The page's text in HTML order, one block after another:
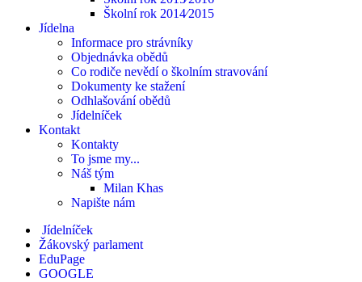
Školní rok 2014⁄2015
Jídelna
Informace pro strávníky
Objednávka obědů
Co rodiče nevědí o školním stravování
Dokumenty ke stažení
Odhlašování obědů
Jídelníček
Kontakt
Kontakty
To jsme my...
Náš tým
Milan Khas
Napište nám
Jídelníček
Žákovský parlament
EduPage
GOOGLE